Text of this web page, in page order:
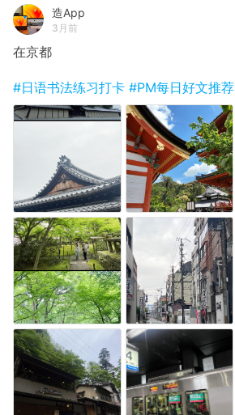
造App
3月前
在京都
#日语书法练习打卡 #PM每日好文推荐